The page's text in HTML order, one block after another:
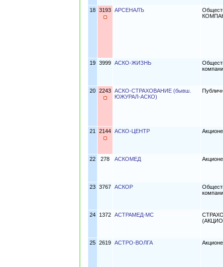
18 3193 АРСЕНАЛЪ
19 3999 АСКО-ЖИЗНЬ
20 2243 АСКО-СТРАХОВАНИЕ (бывш.
ЮЖУРАЛ-АСКО)
21 2144 АСКО-ЦЕНТР
22 278 АСКОМЕД
23 3767 АСКОР
24 1372 АСТРАМЕД-МС
25 2619 АСТРО-ВОЛГА